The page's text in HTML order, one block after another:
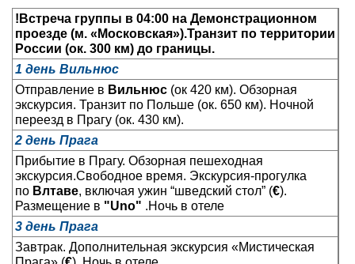
Круизы
Туры на пароме
Авиабилеты
Туристическая страховка
Услуги
О компании
Отзывы
!Встреча группы в 04:00 на Демонстрационном
проезде (м. «Московская»).Транзит по территории
России (ок. 300 км) до границы.
1 день Вильнюс
Отправление в Вильнюс (ок 420 км). Обзорная
экскурсия. Транзит по Польше (ок. 650 км). Ночной
переезд в Прагу (ок. 430 км).
2 день Прага
Прибытие в Прагу. Обзорная пешеходная
экскурсия.Свободное время. Экскурсия-прогулка
по Влтаве, включая ужин “шведский стол” (€).
Размещение в "Uno" .Ночь в отеле
3 день Прага
Завтрак. Дополнительная экскурсия «Мистическая